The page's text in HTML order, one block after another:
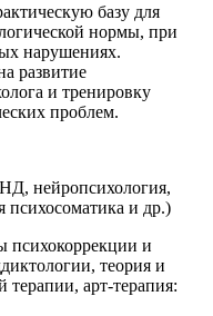
базу для
нормы, при
нарушениях.
развитие
и тренировку
проблем.
нейропсихология,
психосоматика и др.)
психокоррекции и
теория и
терапии, арт-терапия: